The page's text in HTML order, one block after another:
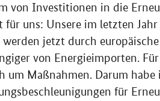
von Investitionen in die
uns: Unsere im letzten
jetzt durch europäische
von Energieimporten.
um Maßnahmen. Darum
für